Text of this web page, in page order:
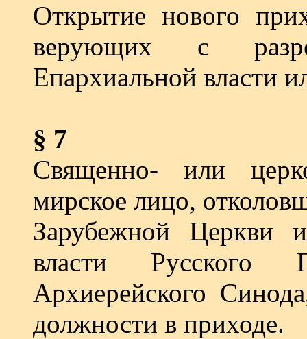
Открытие нового
верующих с
Епархиальной власти
§ 7
Священно- или
мирское лицо,
Зарубеж­ной Церкви
власти Русского
Архиерейского
должности в приходе.